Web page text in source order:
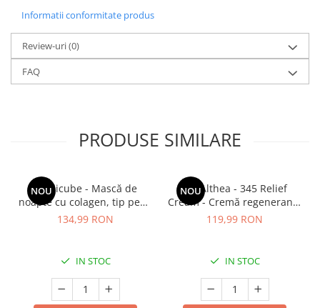
Informatii conformitate produs
Review-uri(0)
FAQ
PRODUSE SIMILARE
NOU
Medicube - Mască de
noapte cu colagen, tip peel-
off (se îndepărtează prin
75 ml
134,99 RON
IN STOC
NOU
Dr. Althea - 345 Relief
Cream - Cremă regenerantă
pentru față - 50 ml
119,99 RON
IN STOC